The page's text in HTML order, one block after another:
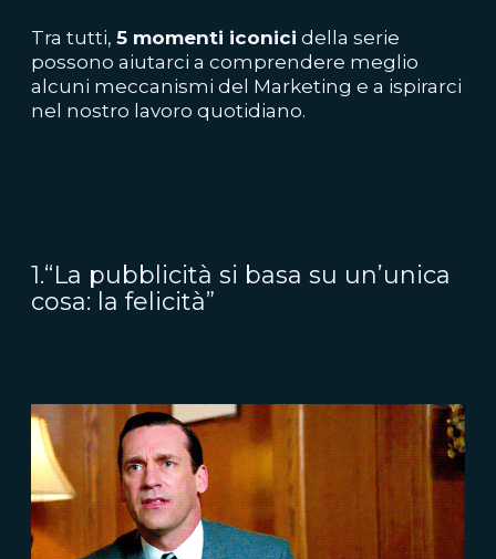
Tra tutti, 5 momenti iconici della serie
possono aiutarci a comprendere meglio
alcuni meccanismi del Marketing e a ispirarci
nel nostro lavoro quotidiano.
1.“La pubblicità si basa su un’unica
cosa: la felicità”